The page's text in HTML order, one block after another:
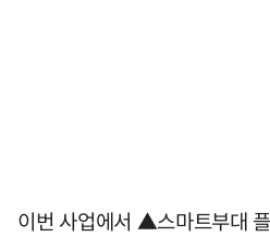
이번 사업에서 ▲스마트부대